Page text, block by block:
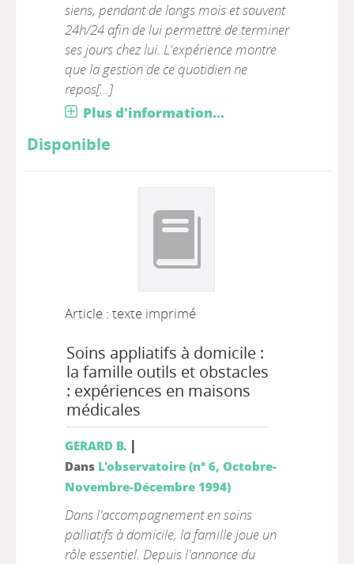
siens, pendant de longs mois et souvent
24h/24 afin de lui permettre de terminer
ses jours chez lui. L'expérience montre
que la gestion de ce quotidien ne
repos[...]
Plus d'information...
Disponible
Article : texte imprimé
Soins appliatifs à domicile :
la famille outils et obstacles
: expériences en maisons
médicales
GERARD B. |
Dans L'observatoire (n° 6, Octobre-
Novembre-Décembre 1994)
Dans l'accompagnement en soins
palliatifs à domicile, la famille joue un
rôle essentiel. Depuis l'annonce du